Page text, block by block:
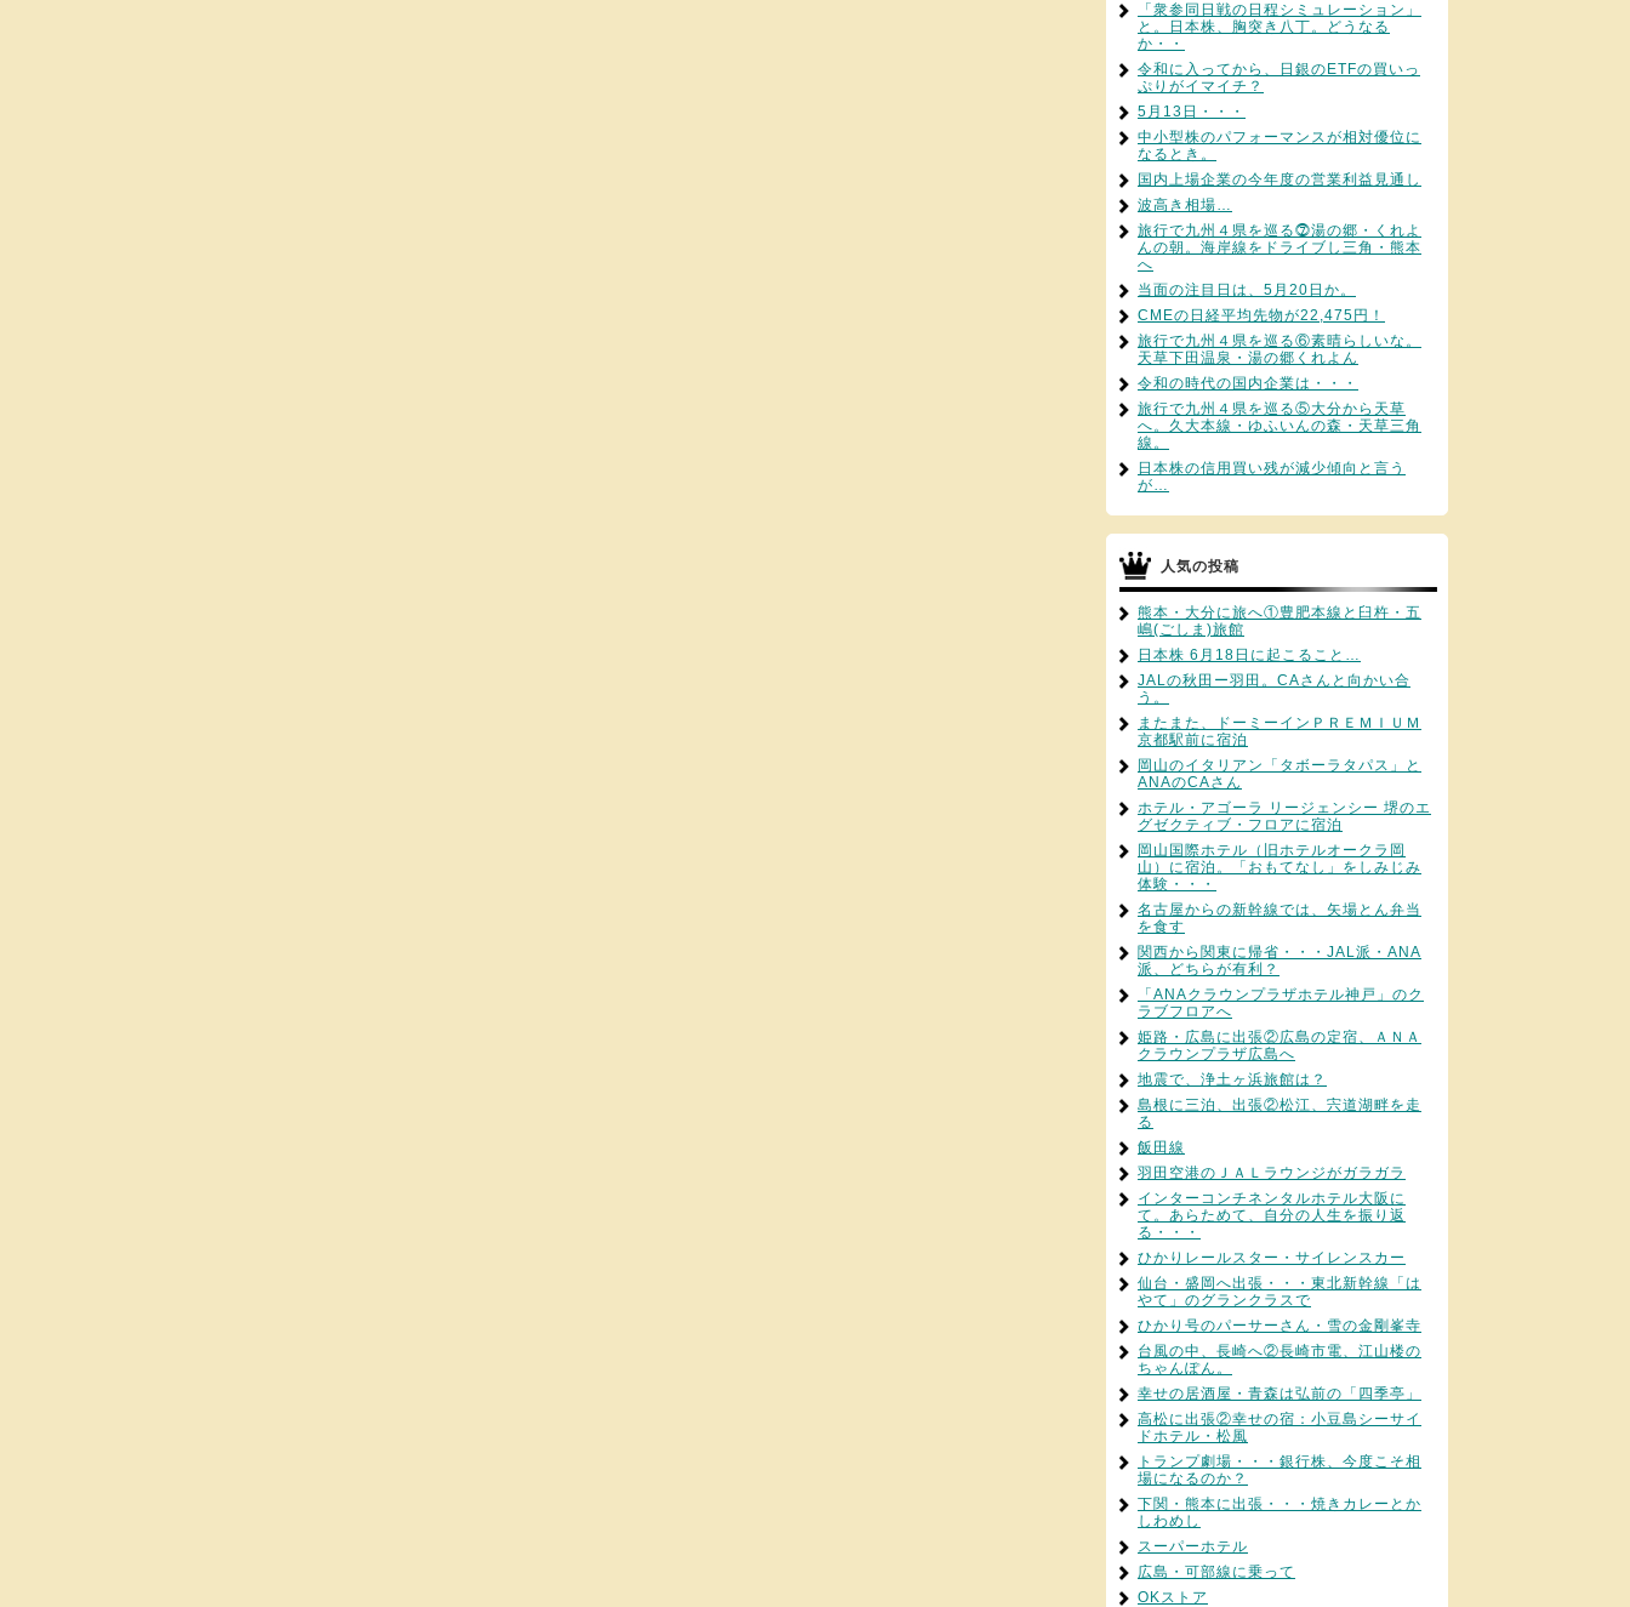
「衆参同日戦の日程シミュレーション」
と。日本株、胸突き八丁。どうなる
か・・
令和に入ってから、日銀のETFの買いっ
ぷりがイマイチ？
5月13日・・・
中小型株のパフォーマンスが相対優位に
なるとき。
国内上場企業の今年度の営業利益見通し
波高き相場…
旅行で九州４県を巡る⓻湯の郷・くれよ
んの朝。海岸線をドライブし三角・熊本
へ
当面の注目日は、5月20日か。
CMEの日経平均先物が22,475円！
旅行で九州４県を巡る⑥素晴らしいな。
天草下田温泉・湯の郷くれよん
令和の時代の国内企業は・・・
旅行で九州４県を巡る⑤大分から天草
へ。久大本線・ゆふいんの森・天草三角
線。
日本株の信用買い残が減少傾向と言う
が…
人気の投稿
熊本・大分に旅へ①豊肥本線と臼杵・五
嶋(ごしま)旅館
日本株 6月18日に起こること…
JALの秋田ー羽田。CAさんと向かい合
う。
またまた、ドーミーインＰＲＥＭＩＵＭ
京都駅前に宿泊
岡山のイタリアン「タボーラタパス」と
ANAのCAさん
ホテル・アゴーラ リージェンシー 堺のエ
グゼクティブ・フロアに宿泊
岡山国際ホテル（旧ホテルオークラ岡
山）に宿泊。「おもてなし」をしみじみ
体験・・・
名古屋からの新幹線では、矢場とん弁当
を食す
関西から関東に帰省・・・JAL派・ANA
派、どちらが有利？
「ANAクラウンプラザホテル神戸」のク
ラブフロアへ
姫路・広島に出張②広島の定宿、ＡＮＡ
クラウンプラザ広島へ
地震で、浄土ヶ浜旅館は？
島根に三泊、出張②松江、宍道湖畔を走
る
飯田線
羽田空港のＪＡＬラウンジがガラガラ
インターコンチネンタルホテル大阪に
て。あらためて、自分の人生を振り返
る・・・
ひかりレールスター・サイレンスカー
仙台・盛岡へ出張・・・東北新幹線「は
やて」のグランクラスで
ひかり号のパーサーさん・雪の金剛峯寺
台風の中、長崎へ②長崎市電、江山楼の
ちゃんぽん。
幸せの居酒屋・青森は弘前の「四季亭」
高松に出張②幸せの宿：小豆島シーサイ
ドホテル・松風
トランプ劇場・・・銀行株、今度こそ相
場になるのか？
下関・熊本に出張・・・焼きカレーとか
しわめし
スーパーホテル
広島・可部線に乗って
OKストア